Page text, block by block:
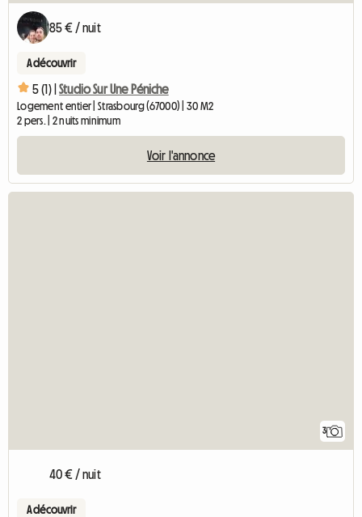
85 € / nuit
A découvrir
5 (1) | Studio Sur Une Péniche
Logement entier | Strasbourg (67000) | 30 M2
2 pers. | 2 nuits minimum
Voir l'annonce
3
40 € / nuit
A découvrir